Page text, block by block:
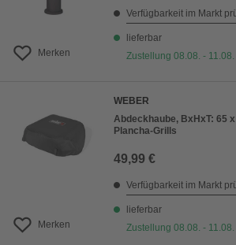
Merken
Verfügbarkeit im Markt
lieferbar
Zustellung 08.08. - 11.08.
Merken
WEBER
Abdeckhaube, BxHxT: 65
Plancha-Grills
49,99 €
Verfügbarkeit im Markt
lieferbar
Zustellung 08.08. - 11.08.